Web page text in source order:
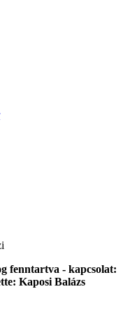
fenntartva - kapcsolat:
Kaposi Balázs